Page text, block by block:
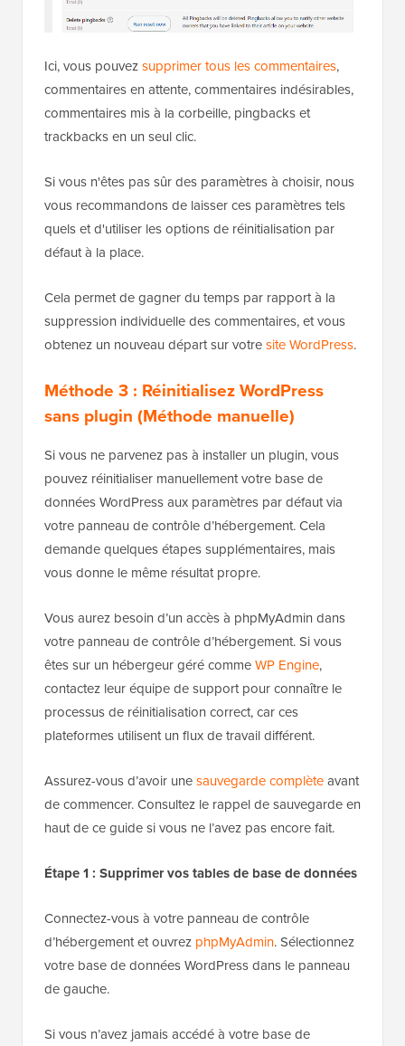
Ici, vous pouvezsupprimer tous les commentaires,
commentaires en attente, commentaires indésirables,
commentaires mis à la corbeille, pingbacks et
trackbacks en un seul clic.
Si vous n'êtes pas sûr des paramètres à choisir, nous
vous recommandons de laisser ces paramètres tels
quels et d'utiliser les options de réinitialisation par
défaut à la place.
Cela permet de gagner du temps par rapport à la
suppression individuelle des commentaires, et vous
obtenez un nouveau départ sur votresite WordPress.
Méthode 3 : Réinitialisez WordPress
sans plugin (Méthode manuelle)
Si vous ne parvenez pas à installer un plugin, vous
pouvez réinitialiser manuellement votre base de
données WordPress aux paramètres par défaut via
votre panneau de contrôle d’hébergement. Cela
demande quelques étapes supplémentaires, mais
vous donne le même résultat propre.
Vous aurez besoin d’un accès à phpMyAdmin dans
votre panneau de contrôle d’hébergement. Si vous
êtes sur un hébergeur géré commeWP Engine,
contactez leur équipe de support pour connaître le
processus de réinitialisation correct, car ces
plateformes utilisent un flux de travail différent.
Assurez-vous d’avoir unesauvegarde complèteavant
de commencer. Consultez le rappel de sauvegarde en
haut de ce guide si vous ne l’avez pas encore fait.
Étape 1 : Supprimer vos tables de base de données
Connectez-vous à votre panneau de contrôle
d’hébergement et ouvrez phpMyAdmin. Sélectionnez
votre base de données WordPress dans le panneau
de gauche.
Si vous n’avez jamais accédé à votre base de